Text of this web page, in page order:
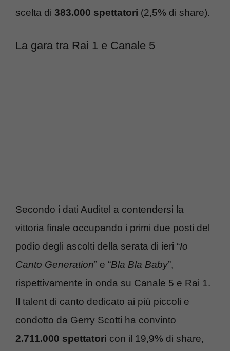
scelta di 383.000 spettatori (2,5% di share).
La gara tra Rai 1 e Canale 5
Secondo i dati Auditel a contendersi la
vittoria finale occupando i primi due posti del
podio degli ascolti della serata di ieri “Io
Canto Generation” e “Bla Bla Baby”,
rispettivamente in onda su Canale 5 e Rai 1.
Il talent di canto dedicato ai più piccoli e
condotto da Gerry Scotti ha convinto
2.711.000 spettatori con il 19,9% di share,